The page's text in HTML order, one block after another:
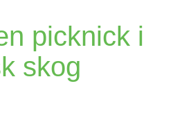
picknick i
skog